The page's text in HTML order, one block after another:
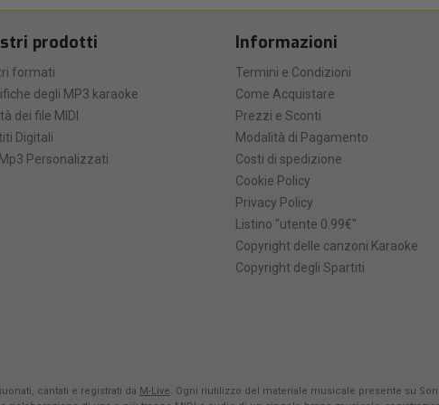
prodotti
formati
degli MP3 karaoke
dei file MIDI
Digitali
Personalizzati
Informazioni
Termini e Condizioni
Come Acquistare
Prezzi e Sconti
Modalità di Pagamento
Costi di spedizione
Cookie Policy
Privacy Policy
Listino "utente 0.99€"
Copyright delle canzoni Karaoke
Copyright degli Spartiti
cantati e registrati da M-Live. Ogni riutilizzo del materiale musicale presente su